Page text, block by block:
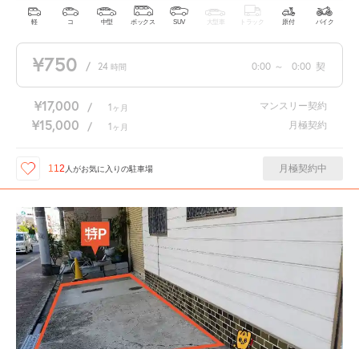
軽 コ 中型 ボックス SUV 大型車 トラック 原付 バイク
¥750 / 24 時間 0:00 ～ 0:00 契
¥17,000 / 1 ヶ月 マンスリー契約
¥15,000 / 1 ヶ月 月極契約
112 人がお気に入りの駐車場 月極契約中